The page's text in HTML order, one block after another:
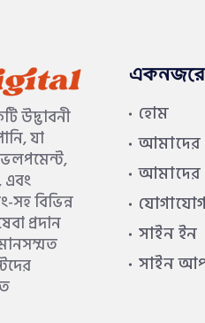
উদ্ভাবনী
যা
এবং
সহ বিভিন্ন
প্রদান
একনজরে
হোম
আমাদের
আমাদের
সাইন ইন
সাইন